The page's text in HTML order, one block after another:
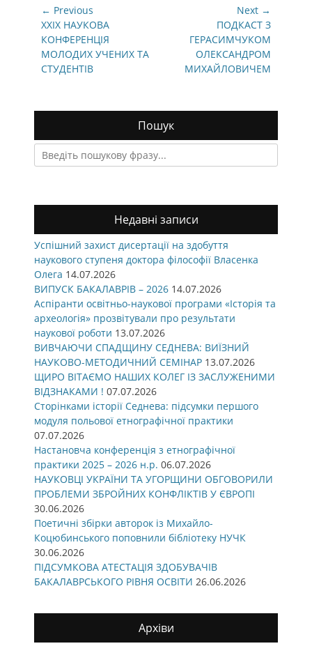
Навігація
записів
← Previous
Previous
post:
ХХІХ НАУКОВА
КОНФЕРЕНЦІЯ
МОЛОДИХ УЧЕНИХ ТА
СТУДЕНТІВ
Next →
ПОДКАСТ З
ГЕРАСИМЧУКОМ
ОЛЕКСАНДРОМ
МИХАЙЛОВИЧЕМ
Пошук
Search
for:
Недавні записи
Успішний захист дисертації на здобуття
наукового ступеня доктора філософії Власенка
Олега 14.07.2026
ВИПУСК БАКАЛАВРІВ – 2026 14.07.2026
Аспіранти освітньо-наукової програми «Історія та
археологія» прозвітували про результати
наукової роботи 13.07.2026
ВИВЧАЮЧИ СПАДЩИНУ СЕДНЕВА: ВИЇЗНИЙ
НАУКОВО-МЕТОДИЧНИЙ СЕМІНАР 13.07.2026
ЩИРО ВІТАЄМО НАШИХ КОЛЕГ ІЗ ЗАСЛУЖЕНИМИ
ВІДЗНАКАМИ ! 07.07.2026
Сторінками історії Седнева: підсумки першого
модуля польової етнографічної практики
07.07.2026
Настановча конференція з етнографічної
практики 2025 – 2026 н.р. 06.07.2026
НАУКОВЦІ УКРАЇНИ ТА УГОРЩИНИ ОБГОВОРИЛИ
ПРОБЛЕМИ ЗБРОЙНИХ КОНФЛІКТІВ У ЄВРОПІ
30.06.2026
Поетичні збірки авторок із Михайло-
Коцюбинського поповнили бібліотеку НУЧК
30.06.2026
ПІДСУМКОВА АТЕСТАЦІЯ ЗДОБУВАЧІВ
БАКАЛАВРСЬКОГО РІВНЯ ОСВІТИ 26.06.2026
Архіви